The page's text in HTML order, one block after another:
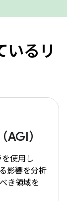
いるリ
）
使用し
影響を分析
き領域を